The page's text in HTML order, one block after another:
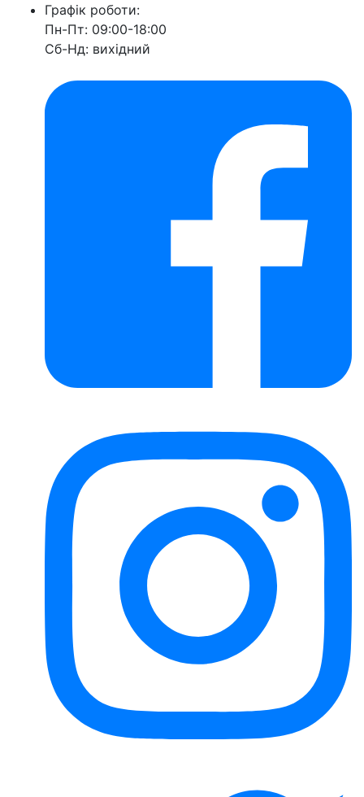
Графік роботи:
Пн-Пт: 09:00-18:00
Сб-Нд: вихідний